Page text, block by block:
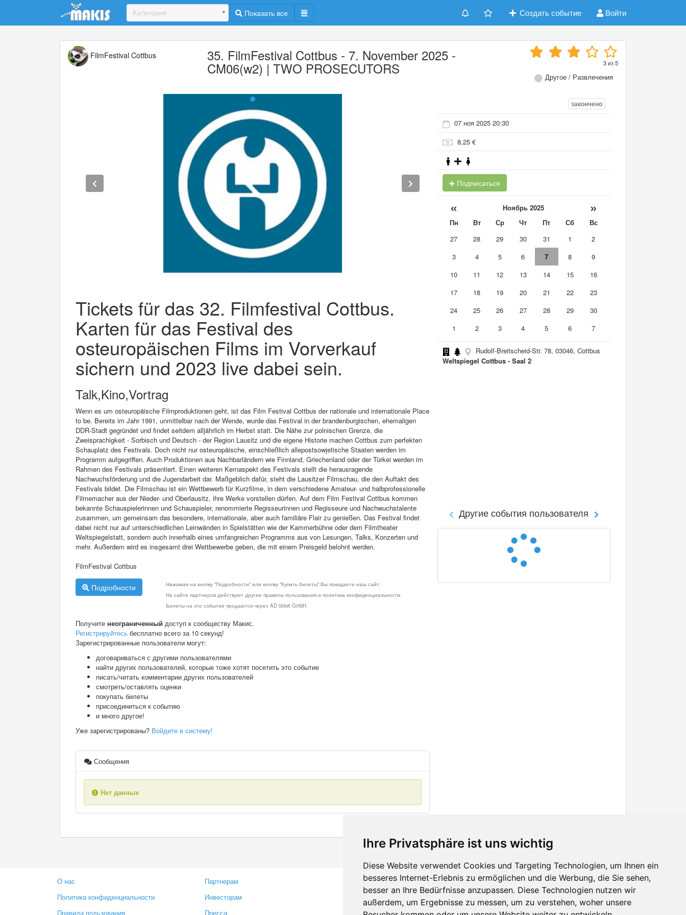
Ihre Privatsphäre ist uns wichtig
Diese Website verwendet Cookies und Targeting Technologien, um Ihnen ein
besseres Internet-Erlebnis zu ermöglichen und die Werbung, die Sie sehen,
besser an Ihre Bedürfnisse anzupassen. Diese Technologien nutzen wir
außerdem, um Ergebnisse zu messen, um zu verstehen, woher unsere
Update cookies preferences
Категория Показать все Создать событие Войти
FilmFestival Cottbus 35. FilmFestival Cottbus - 7. November 2025 -
CM06(w2) | TWO PROSECUTORS 3из5
Другое / Развлечения
Tickets für das 32. Filmfestival Cottbus.
Karten für das Festival des
osteuropäischen Films im Vorverkauf
sichern und 2023 live dabei sein.
Talk,Kino,Vortrag
Wenn es um osteuropäische Filmproduktionen geht, ist das Film Festival Cottbus der nationale und internationale Place
to be. Bereits im Jahr 1991, unmittelbar nach der Wende, wurde das Festival in der brandenburgischen, ehemaligen
DDR-Stadt gegründet und findet seitdem alljährlich im Herbst statt. Die Nähe zur polnischen Grenze, die
Zweisprachigkeit - Sorbisch und Deutsch - der Region Lausitz und die eigene Historie machen Cottbus zum perfekten
Schauplatz des Festivals. Doch nicht nur osteuropäische, einschließlich allepostsowjetische Staaten werden im
Programm aufgegriffen. Auch Produktionen aus Nachbarländern wie Finnland, Griechenland oder der Türkei werden im
Rahmen des Festivals präsentiert. Einen weiteren Kernaspekt des Festivals stellt die herausragende
Nachwuchsförderung und die Jugendarbeit dar. Maßgeblich dafür, steht die Lausitzer Filmschau, die den Auftakt des
Festivals bildet. Die Filmschau ist ein Wettbewerb für Kurzfilme, in dem verschiedene Amateur- und halbprofessionelle
Filmemacher aus der Nieder- und Oberlausitz, ihre Werke vorstellen dürfen. Auf dem Film Festival Cottbus kommen
bekannte Schauspielerinnen und Schauspieler, renommierte Regisseurinnen und Regisseure und Nachwuchstalente
zusammen, um gemeinsam das besondere, internationale, aber auch familiäre Flair zu genießen. Das Festival findet
dabei nicht nur auf unterschiedlichen Leinwänden in Spielstätten wie der Kammerbühne oder dem Filmtheater
Weltspiegelstatt, sondern auch innerhalb eines umfangreichen Programms aus von Lesungen, Talks, Konzerten und
mehr. Außerdem wird es insgesamt drei Wettbewerbe geben, die mit einem Preisgeld belohnt werden.
FilmFestival Cottbus
Подробности
Нажимая на кнопку "Подробности" или кнопку "Купить билеты" Вы покидаете наш сайт.
На сайте партнеров действуют другие правила пользования и политика конфиденциальности.
Билеты на это событие продаются через AD ticket GmbH.
Получите неограниченный доступ к сообществу Макис.
Регистрируйтесь бесплатно всего за 10 секунд!
Зарегистрированные пользователи могут:
договариваться с другими пользователями
найти других пользователей, которые тоже хотят посетить это событие
писать/читать комментарии других пользователей
смотреть/оставлять оценки
покупать билеты
присоединиться к событию
и много другое!
Уже зарегистрированы? Войдите в систему!
Сообщения
Нет данных
закончено
07 ноя 2025 20:30
8,25 €
Подписаться
« Ноябрь 2025 »
Пн Вт Ср Чт Пт Сб
Вс
27
28 29 30 31 1
2
3
4 5 6 7 8
9
10
11 12 13 14 15
16
17
18 19 20 21 22
23
24
25 26 27 28 29
30
1
2 3 4 5 6 7
Rudolf-Breitscheid-Str. 78, 03046, Cottbus
Weltspiegel Cottbus - Saal 2
Другие события пользователя
О нас
Политика конфиденциальности
Правила пользования
Партнерам
Инвесторам
Пресса
Контакты
Оставить отзыв
Сообщить об ошибке
Facebook
Twitter
YouTube